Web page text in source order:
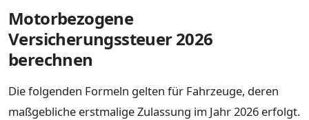
Motorbezogene
Versicherungssteuer 2026
berechnen
Die folgenden Formeln gelten für Fahrzeuge, deren
maßgebliche erstmalige Zulassung im Jahr 2026 erfolgt.